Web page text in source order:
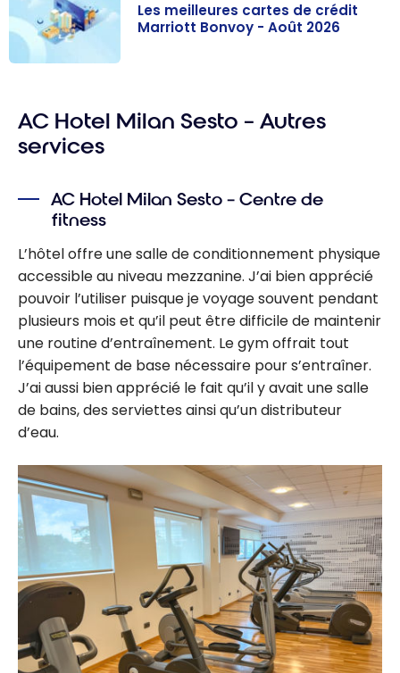
crédit Marriott
Bonvoy - Août
Les meilleures cartes de crédit
Marriott Bonvoy - Août 2026
AC Hotel Milan Sesto – Autres
services
AC Hotel Milan Sesto – Centre de
fitness
L’hôtel offre une salle de conditionnement physique
accessible au niveau mezzanine. J’ai bien apprécié
pouvoir l’utiliser puisque je voyage souvent pendant
plusieurs mois et qu’il peut être difficile de maintenir
une routine d’entraînement. Le gym offrait tout
l’équipement de base nécessaire pour s’entraîner.
J’ai aussi bien apprécié le fait qu’il y avait une salle
de bains, des serviettes ainsi qu’un distributeur
d’eau.